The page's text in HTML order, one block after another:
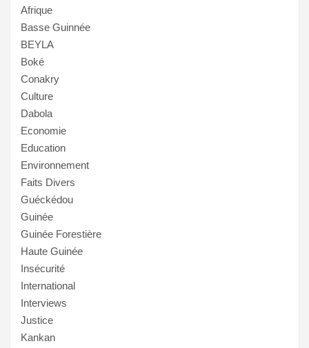
Afrique
Basse Guinnée
BEYLA
Boké
Conakry
Culture
Dabola
Economie
Education
Environnement
Faits Divers
Guéckédou
Guinée
Guinée Forestière
Haute Guinée
Insécurité
International
Interviews
Justice
Kankan